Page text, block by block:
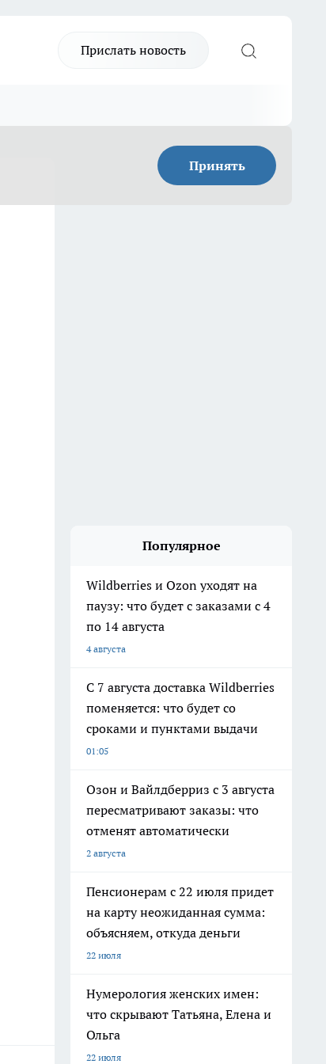
Прислать новость
Принять
Популярное
Wildberries и Ozon уходят на
паузу: что будет с заказами с 4
по 14 августа
4 августа
С 7 августа доставка Wildberries
поменяется: что будет со
сроками и пунктами выдачи
01:05
Озон и Вайлдберриз с 3 августа
пересматривают заказы: что
отменят автоматически
2 августа
Пенсионерам с 22 июля придет
на карту неожиданная сумма:
объясняем, откуда деньги
22 июля
Нумерология женских имен:
что скрывают Татьяна, Елена и
Ольга
22 июля